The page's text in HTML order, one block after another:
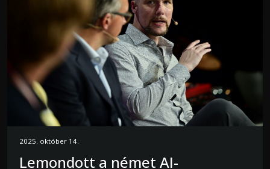
2025. október 14.
Lemondott a német AI-